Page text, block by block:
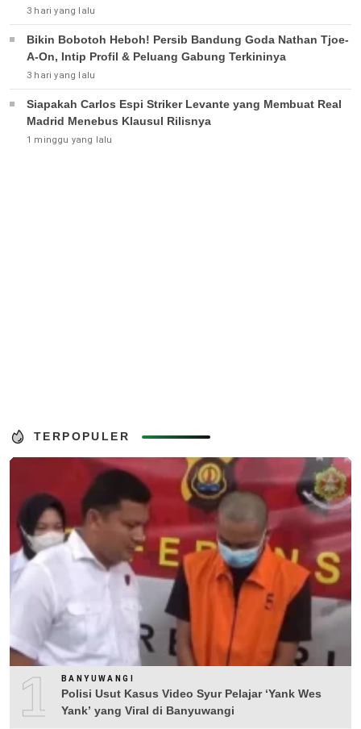
3 hari yang lalu
Bikin Bobotoh Heboh! Persib Bandung Goda Nathan Tjoe-
A-On, Intip Profil & Peluang Gabung Terkininya
3 hari yang lalu
Siapakah Carlos Espi Striker Levante yang Membuat Real
Madrid Menebus Klausul Rilisnya
1 minggu yang lalu
TERPOPULER
1 BANYUWANGI
Polisi Usut Kasus Video Syur Pelajar ‘Yank Wes
Yank’ yang Viral di Banyuwangi